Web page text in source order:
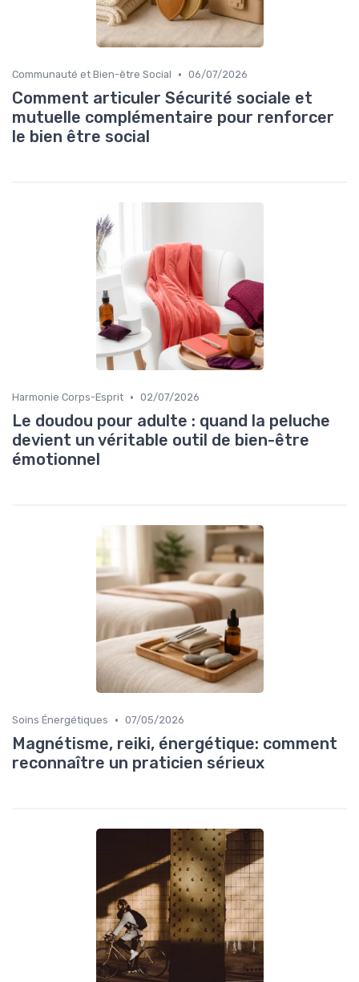
Communauté et Bien-être Social • 06/07/2026
Comment articuler Sécurité sociale et
mutuelle complémentaire pour renforcer
le bien être social
Harmonie Corps-Esprit • 02/07/2026
Le doudou pour adulte : quand la peluche
devient un véritable outil de bien-être
émotionnel
Soins Énergétiques • 07/05/2026
Magnétisme, reiki, énergétique: comment
reconnaître un praticien sérieux